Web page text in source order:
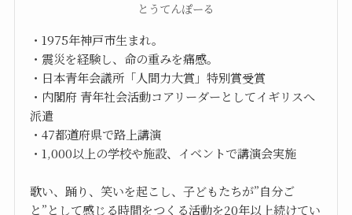
とうてんぽーる
・1975年神戸市生まれ。
・震災を経験し、命の重みを痛感。
・日本青年会議所「人間力大賞」特別賞受賞
・内閣府 青年社会活動コアリーダーとしてイギリスへ
派遣
・47都道府県で路上講演
・1,000以上の学校や施設、イベントで講演会実施
歌い、踊り、笑いを起こし、子どもたちが”自分ご
と”として感じる時間をつくる活動を20年以上続けてい